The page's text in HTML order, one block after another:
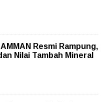
Resmi Rampung,
Nilai Tambah Mineral